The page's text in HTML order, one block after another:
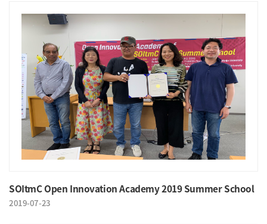
SOItmC Open Innovation Academy 2019 Summer School
2019-07-23